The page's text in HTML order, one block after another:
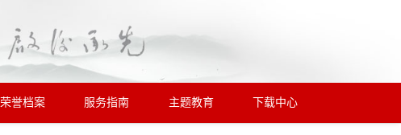
荣誉档案 服务指南 主题教育 下载中心